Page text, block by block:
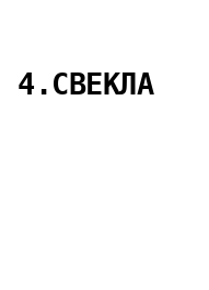
4.СВЕКЛА